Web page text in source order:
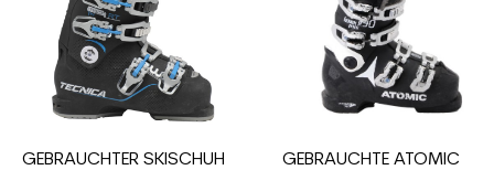
GEBRAUCHTER SKISCHUH
GEBRAUCHTE ATOMIC